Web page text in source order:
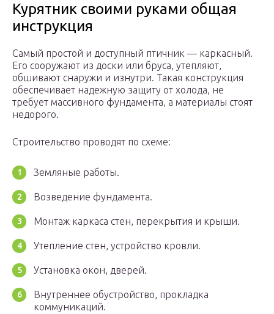
Курятник своими руками общая
инструкция
Самый простой и доступный птичник — каркасный.
Его сооружают из доски или бруса, утепляют,
обшивают снаружи и изнутри. Такая конструкция
обеспечивает надежную защиту от холода, не
требует массивного фундамента, а материалы стоят
недорого.
Строительство проводят по схеме:
Земляные работы.
Возведение фундамента.
Монтаж каркаса стен, перекрытия и крыши.
Утепление стен, устройство кровли.
Установка окон, дверей.
Внутреннее обустройство, прокладка
коммуникаций.